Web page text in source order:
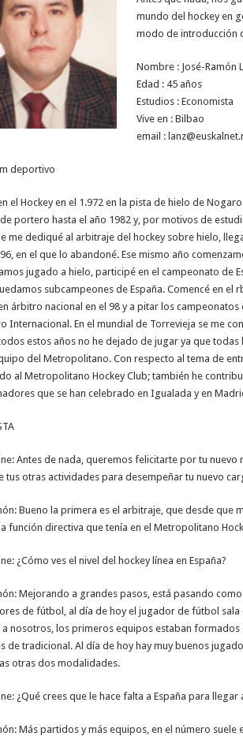
mundo del hockey en
modo de introducción
Nombre : José-Ramón
Edad : 45 años
Estudios : Economista
Vive en : Bilbao
email :
deportivo
el Hockey en el 1.972 en la pista de hielo de
portero hasta el año 1982 y, por motivos de
me dediqué al arbitraje del hockey sobre hielo,
en el que lo abandoné. Ese mismo año
jugado a hielo, participé en el campeonato de
subcampeones de España. Comencé en el
árbitro nacional en el 98 y a pitar los campeonatos
Internacional. En el mundial de Torrevieja se me
estos años no he dejado de jugar ya que todas
del Metropolitano. Con respecto al tema de
al Metropolitano Hockey Club; también he
que se han celebrado en Igualada y en
Antes de nada, queremos felicitarte por tu nuevo
tus otras actividades para desempeñar tu nuevo
Bueno la primera es el arbitraje, que desde que
función directiva que tenía en el Metropolitano
¿Cómo ves el nivel del hockey línea en España?
Mejorando a grandes pasos, está pasando
de fútbol, al día de hoy el jugador de fútbol
a nosotros, los primeros equipos estaban
de tradicional. Al día de hoy hay muy buenos
otras dos modalidades.
¿Qué crees que le hace falta a España para llegar
Más partidos y más equipos, en el número suele